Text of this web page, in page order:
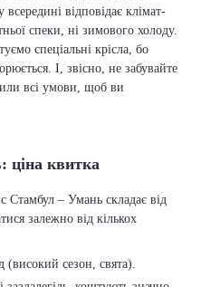
відповідає клімат-
спеки, ні зимового холоду.
спеціальні крісла, бо
І, звісно, не забувайте
всі умови, щоб ви
ціна квитка
Стамбул – Умань складає від
залежно від кількох
(високий сезон, свята).